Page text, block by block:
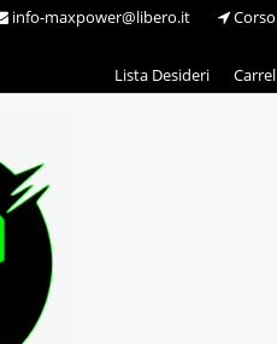
info-maxpower@libero.it
Corso
Lista Desideri